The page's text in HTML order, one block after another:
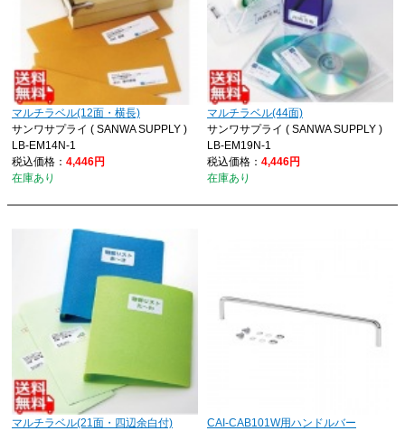
マルチラベル(12面・横長)
サンワサプライ ( SANWA SUPPLY )
LB-EM14N-1
税込価格： 4,446円
在庫あり
マルチラベル(44面)
サンワサプライ ( SANWA SUPPLY )
LB-EM19N-1
税込価格： 4,446円
在庫あり
マルチラベル(21面・四辺余白付)
CAI-CAB101W用ハンドルバー